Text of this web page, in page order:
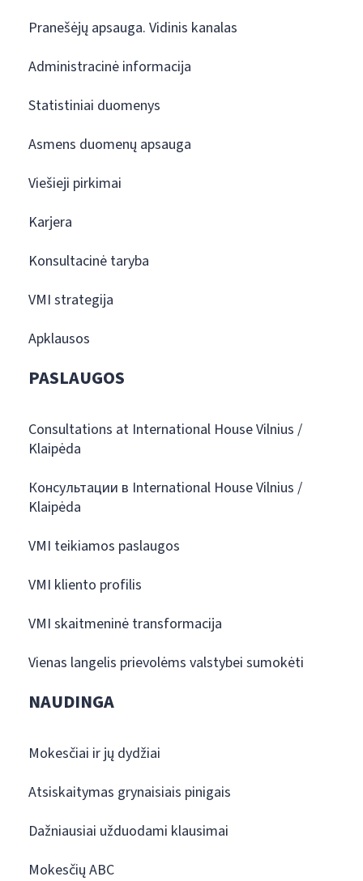
Pranešėjų apsauga. Vidinis kanalas
Administracinė informacija
Statistiniai duomenys
Asmens duomenų apsauga
Viešieji pirkimai
Karjera
Konsultacinė taryba
VMI strategija
Apklausos
PASLAUGOS
Consultations at International House Vilnius /
Klaipėda
Консультации в International House Vilnius /
Klaipėda
VMI teikiamos paslaugos
VMI kliento profilis
VMI skaitmeninė transformacija
Vienas langelis prievolėms valstybei sumokėti
NAUDINGA
Mokesčiai ir jų dydžiai
Atsiskaitymas grynaisiais pinigais
Dažniausiai užduodami klausimai
Mokesčių ABC